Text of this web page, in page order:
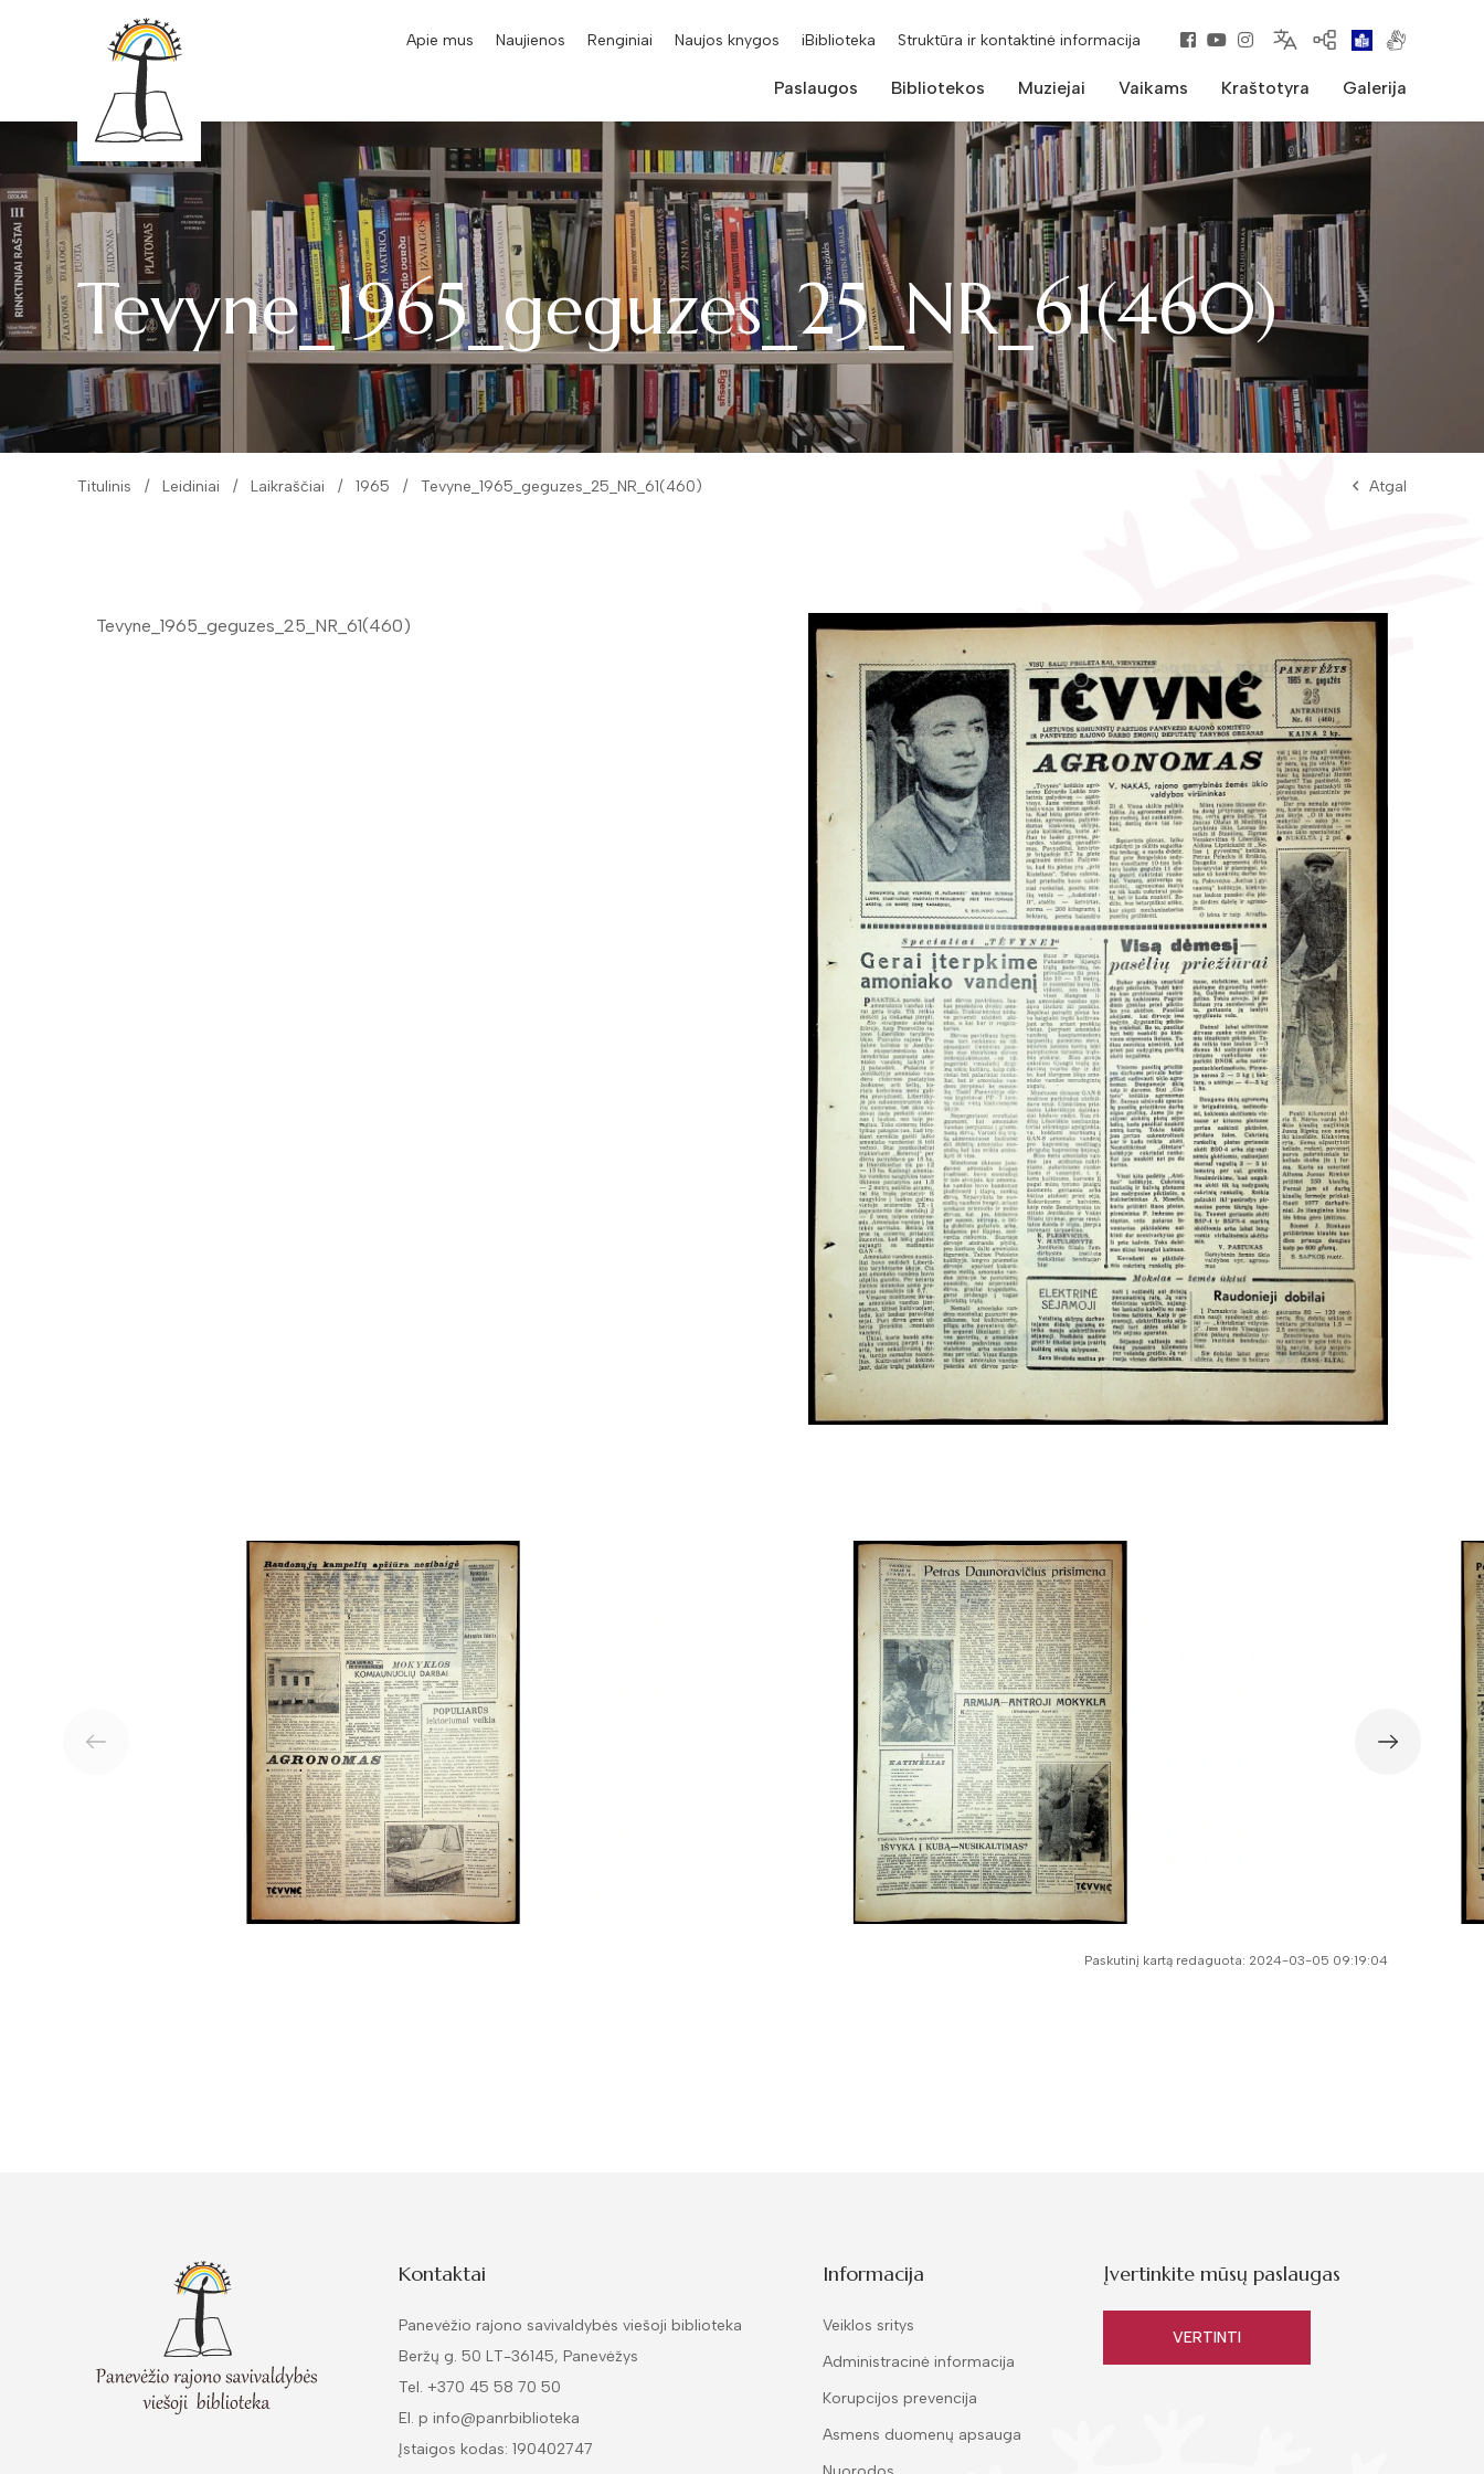
Apie mus Naujienos Renginiai Naujos knygos iBiblioteka Struktūra ir kontaktinė informacija
Paslaugos Bibliotekos Muziejai Vaikams Kraštotyra Galerija
Tevyne_1965_geguzes_25_NR_61(460)
Titulinis Leidiniai Laikraščiai 1965 Tevyne_1965_geguzes_25_NR_61(460) Atgal
Tevyne_1965_geguzes_25_NR_61(460)
Paskutinį kartą redaguota: 2024-03-05 09:19:04
Kontaktai
Panevėžio rajono savivaldybės viešoji biblioteka
Beržų g. 50 LT-36145, Panevėžys
Tel. +370 45 58 70 50
El. p info@panrbiblioteka
Įstaigos kodas: 190402747
Informacija
Veiklos sritys
Administracinė informacija
Korupcijos prevencija
Asmens duomenų apsauga
Įvertinkite mūsų paslaugas
VERTINTI